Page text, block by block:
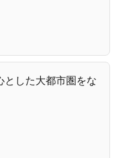
とした大都市圏をな